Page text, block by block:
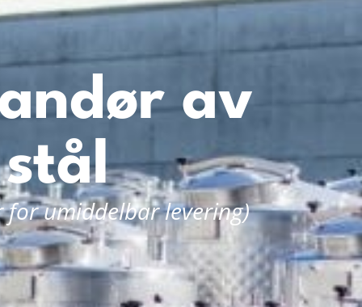
av
for umiddelbar levering)